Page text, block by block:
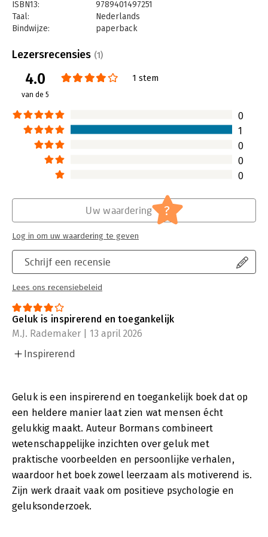
Ruut Veenhoven
(Erasmus Universiteit Rotterdam, NL), pionier
in het onderzoek en samensteller van 'The World Database of
Happiness'
ISBN13:
9789401497251
Taal:
Nederlands
Bindwijze:
paperback
Uitgever:
Lannoo
Verschijningsdatum:
25-10-2023
Hoofdrubriek:
Lezersrecensies (1)
4.0
van de 5
1 stem
0
1
0
0
0
Schrijf een recensie
Lees ons recensiebeleid
Uw waardering ?
Log in om uw waardering te geven
Geluk is inspirerend en toegankelijk
M.J. Rademaker | 13 april 2026
Inspirerend
Geluk is een inspirerend en toegankelijk boek dat op
een heldere manier laat zien wat mensen écht
gelukkig maakt. Auteur Bormans combineert
wetenschappelijke inzichten over geluk met
praktische voorbeelden en persoonlijke verhalen,
waardoor het boek zowel leerzaam als motiverend is.
Zijn werk draait vaak om positieve psychologie en
geluksonderzoek.